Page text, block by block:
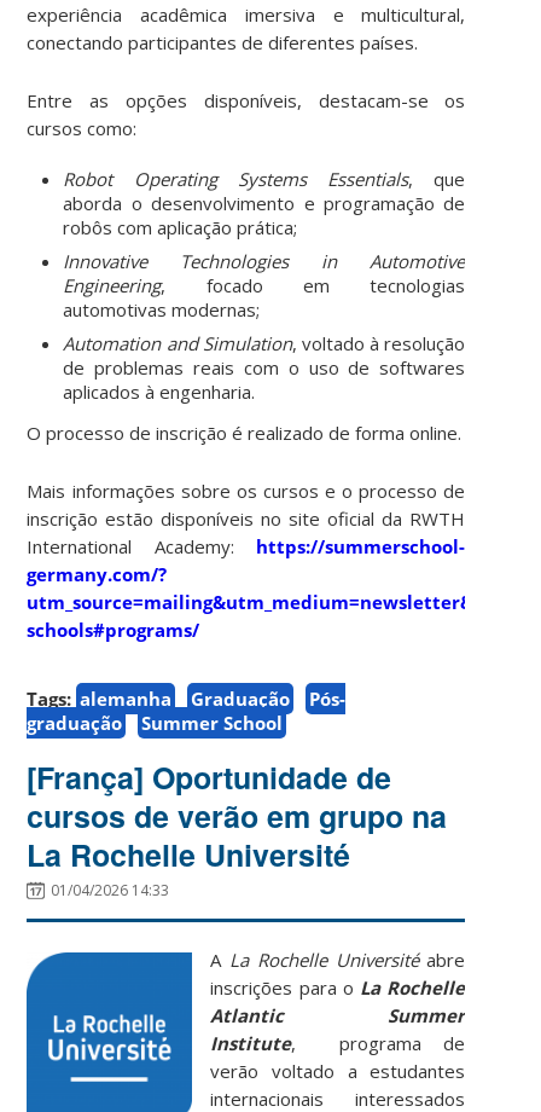
experiência acadêmica imersiva e multicultural,
conectando participantes de diferentes países.
Entre as opções disponíveis, destacam-se os
cursos como:
Robot Operating Systems Essentials, que
aborda o desenvolvimento e programação de
robôs com aplicação prática;
Innovative Technologies in Automotive
Engineering, focado em tecnologias
automotivas modernas;
Automation and Simulation, voltado à resolução
de problemas reais com o uso de softwares
aplicados à engenharia.
O processo de inscrição é realizado de forma online.
Mais informações sobre os cursos e o processo de
inscrição estão disponíveis no site oficial da RWTH
International Academy: https://summerschool-
germany.com/?
schools#programs/
Tags: alemanha Graduação
Pós-
graduação
Summer School
[França] Oportunidade de
cursos de verão em grupo na
La Rochelle Université
01/04/2026 14:33
A La Rochelle Universitéabre
inscrições para o La Rochelle
Atlantic Summer
Institute, programa de
verão voltado a estudantes
internacionais interessados